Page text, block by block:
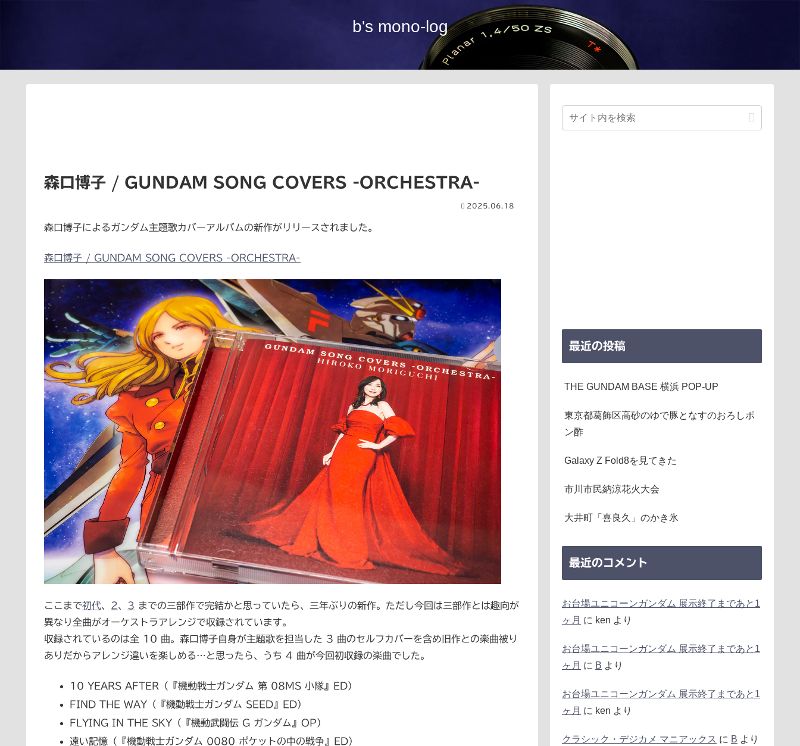
b's mono-log
森口博子 / GUNDAM SONG COVERS -ORCHESTRA-
2025.06.18
森口博子によるガンダム主題歌カバーアルバムの新作がリリースされました。
森口博子 / GUNDAM SONG COVERS -ORCHESTRA-
ここまで初代、 2、 3 までの三部作で完結かと思っていたら、三年ぶりの新作。ただし今回は三部作とは趣向が
異なり全曲がオーケストラアレンジで収録されています。
収録されているのは全 10 曲。森口博子自身が主題歌を担当した 3 曲のセルフカバーを含め旧作との楽曲被り
ありだからアレンジ違いを楽しめる…と思ったら、うち 4 曲が今回初収録の楽曲でした。
10 YEARS AFTER（『機動戦士ガンダム 第 08MS 小隊』ED）
FIND THE WAY（『機動戦士ガンダム SEED』ED）
FLYING IN THE SKY（『機動武闘伝 G ガンダム』OP）
遠い記憶（『機動戦士ガンダム 0080 ポケットの中の戦争』ED）
最近の投稿
THE GUNDAM BASE 横浜 POP-UP
東京都葛飾区高砂のゆで豚となすのおろしポ
ン酢
Galaxy Z Fold8を見てきた
市川市民納涼花火大会
大井町「喜良久」のかき氷
最近のコメント
お台場ユニコーンガンダム 展示終了まであと1
ヶ月 に ken より
お台場ユニコーンガンダム 展示終了まであと1
ヶ月 に B より
お台場ユニコーンガンダム 展示終了まであと1
ヶ月 に ken より
クラシック・デジカメ マニアックス に B より